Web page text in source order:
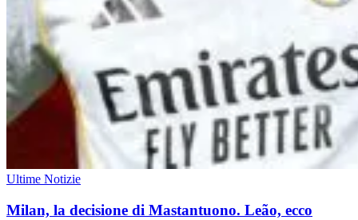
Ultime Notizie
Milan, la decisione di Mastantuono. Leão, ecco